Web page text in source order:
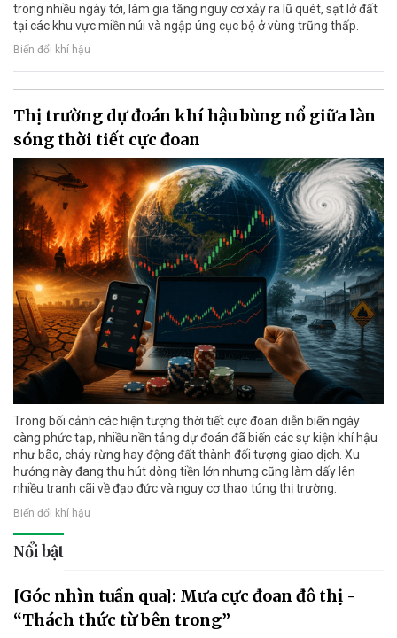
trong nhiều ngày tới, làm gia tăng nguy cơ xảy ra lũ quét, sạt lở đất
tại các khu vực miền núi và ngập úng cục bộ ở vùng trũng thấp.
Biến đổi khí hậu
Thị trường dự đoán khí hậu bùng nổ giữa làn
sóng thời tiết cực đoan
Trong bối cảnh các hiện tượng thời tiết cực đoan diễn biến ngày
càng phức tạp, nhiều nền tảng dự đoán đã biến các sự kiện khí hậu
như bão, cháy rừng hay động đất thành đối tượng giao dịch. Xu
hướng này đang thu hút dòng tiền lớn nhưng cũng làm dấy lên
nhiều tranh cãi về đạo đức và nguy cơ thao túng thị trường.
Biến đổi khí hậu
Nổi bật
[Góc nhìn tuần qua]: Mưa cực đoan đô thị -
“Thách thức từ bên trong”